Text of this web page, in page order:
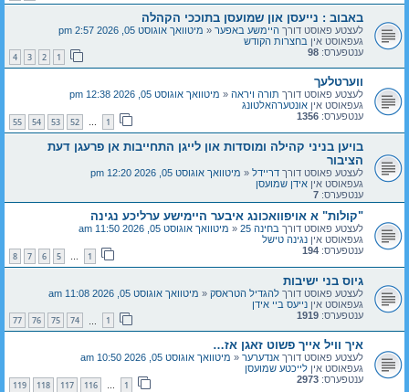
באבוב : נייעסן און שמועסן בתוככי הקהלה
לעצטע פאוסט דורך היימשע באפער « מיטוואך אוגוסט 05, 2026 2:57 pm
געפאוסט אין בחצרות הקודש
ענטפערס: 98
1
2
3
4
ווערטלעך
לעצטע פאוסט דורך תורה ויראה « מיטוואך אוגוסט 05, 2026 12:38 pm
געפאוסט אין אונטערהאלטונג
ענטפערס: 1356
1
…
52
53
54
55
בויען בניני קהילה ומוסדות און לייגן התחייבות אן פרעגן דעת
הציבור
לעצטע פאוסט דורך דריידל « מיטוואך אוגוסט 05, 2026 12:20 pm
געפאוסט אין אידן שמועסן
ענטפערס: 7
"קולות" א אויפוואכונג איבער היימישע ערליכע נגינה
לעצטע פאוסט דורך בחינה 25 « מיטוואך אוגוסט 05, 2026 11:50 am
געפאוסט אין נגינה טישל
ענטפערס: 194
1
…
5
6
7
8
גיוס בני ישיבות
לעצטע פאוסט דורך להגדיל הטראסק « מיטוואך אוגוסט 05, 2026 11:08 am
געפאוסט אין נייעס ביי אידן
ענטפערס: 1919
1
74
75
76
77
איך וויל אייך פשוט זאגן אז…
לעצטע פאוסט דורך אנדערער « מיטוואך אוגוסט 05, 2026 10:50 am
געפאוסט אין לייכטע שמועסן
ענטפערס: 2973
1
…
116
117
118
119